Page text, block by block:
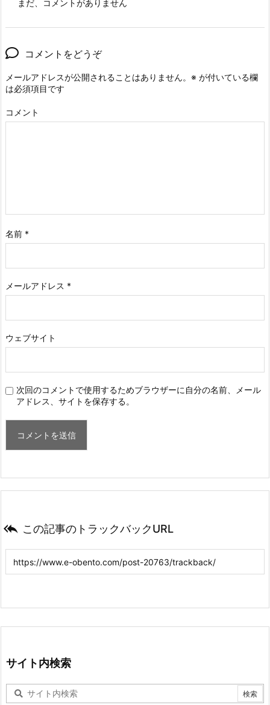
まだ、コメントがありません
コメントをどうぞ
メールアドレスが公開されることはありません。 ※ が付いている欄
は必須項目です
コメント
名前 *
メールアドレス *
ウェブサイト
次回のコメントで使用するためブラウザーに自分の名前、メール
アドレス、サイトを保存する。
 この記事のトラックバックURL
サイト内検索